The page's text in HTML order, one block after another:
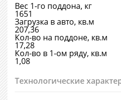
Вес 1-го поддона, кг
1651
Загрузка в авто, кв.м
207,36
Кол-во на поддоне, кв.м
17,28
Кол-во в 1-ом ряду, кв.м
1,08
Технологические